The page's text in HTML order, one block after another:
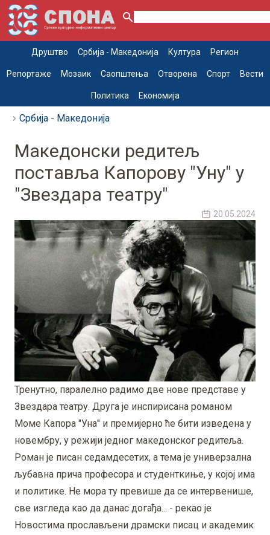
Друштво Србија - Македонија Култура Регион
Репортаже Мозаик Саопштења Отворена Спорт Вести
Политика Економија
Србија - Македонија
Македонски редитељ
поставља Капорову "Уну" у
"Звездара театру"
20.05.2024
Тренутно, паралелно радимо две нове представе у
Звездара театру. Друга је инспирисана романом
Моме Капора "Уна" и премијерно ће бити изведена у
новембру, у режији једног македонског редитеља.
Роман је писан седамдесетих, а тема је универзална
љубавна прича професора и студенткиње, у којој има
и политике. Не мора ту превише да се интервенише,
све изгледа као да данас догађа... - рекао је
Новостима прослављени драмски писац и академик